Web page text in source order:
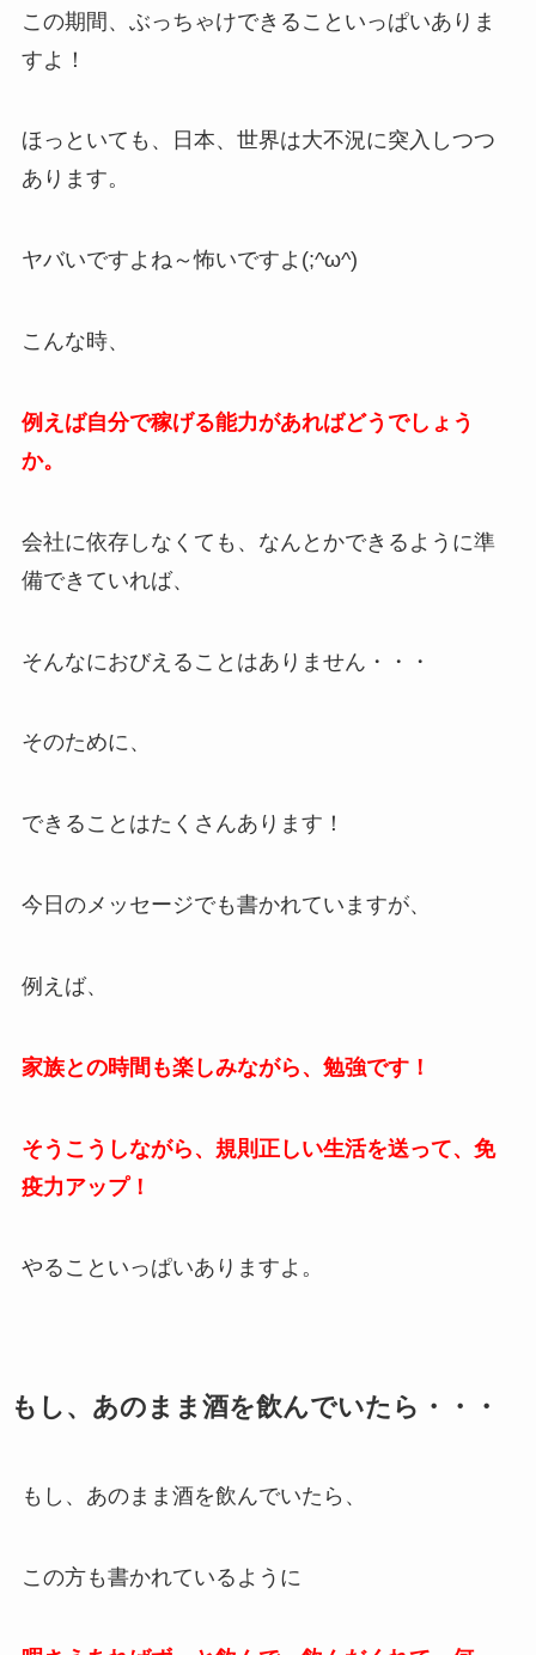
この期間、ぶっちゃけできることいっぱいありま
すよ！
ほっといても、日本、世界は大不況に突入しつつ
あります。
ヤバいですよね～怖いですよ(;^ω^)
こんな時、
例えば自分で稼げる能力があればどうでしょう
か。
会社に依存しなくても、なんとかできるように準
備できていれば、
そんなにおびえることはありません・・・
そのために、
できることはたくさんあります！
今日のメッセージでも書かれていますが、
例えば、
家族との時間も楽しみながら、勉強です！
そうこうしながら、規則正しい生活を送って、免
疫力アップ！
やることいっぱいありますよ。
もし、あのまま酒を飲んでいたら・・・
もし、あのまま酒を飲んでいたら、
この方も書かれているように